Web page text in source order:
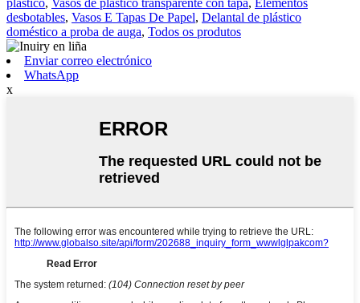
desbotables, Vasos E Tapas De Papel, Delantal de plástico
doméstico a proba de auga, Todos os produtos
Enviar correo electrónico
WhatsApp
x